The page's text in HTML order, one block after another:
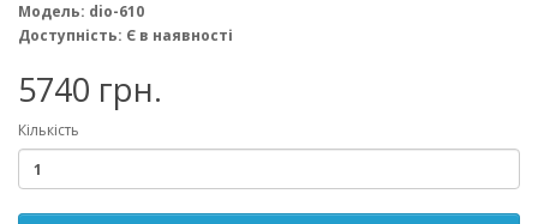
Модель: dio-610
Доступність: Є в наявності
5740 грн.
Кількість